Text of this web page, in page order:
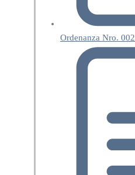
Ordenanza Nro. 002